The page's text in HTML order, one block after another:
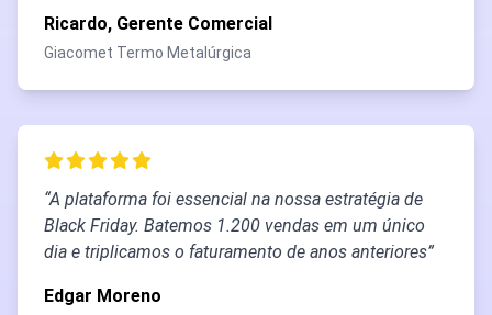
Ricardo, Gerente Comercial
Giacomet Termo Metalúrgica
“A plataforma foi essencial na nossa estratégia de
Black Friday. Batemos 1.200 vendas em um único
dia e triplicamos o faturamento de anos anteriores”
Edgar Moreno